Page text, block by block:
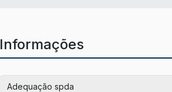
Informações
Adequação spda